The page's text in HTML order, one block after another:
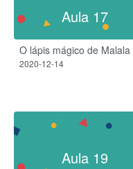
Aula 17
O lápis mágico de Malala
2020-12-14
Aula 19